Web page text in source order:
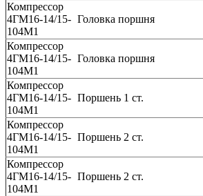
Компрессор
4ГМ16-14/15-
104М1
Головка поршня
Компрессор
4ГМ16-14/15-
104М1
Головка поршня
Компрессор
4ГМ16-14/15-
104М1
Поршень 1 ст.
Компрессор
4ГМ16-14/15-
104М1
Поршень 2 ст.
Компрессор
4ГМ16-14/15-
104М1
Поршень 2 ст.